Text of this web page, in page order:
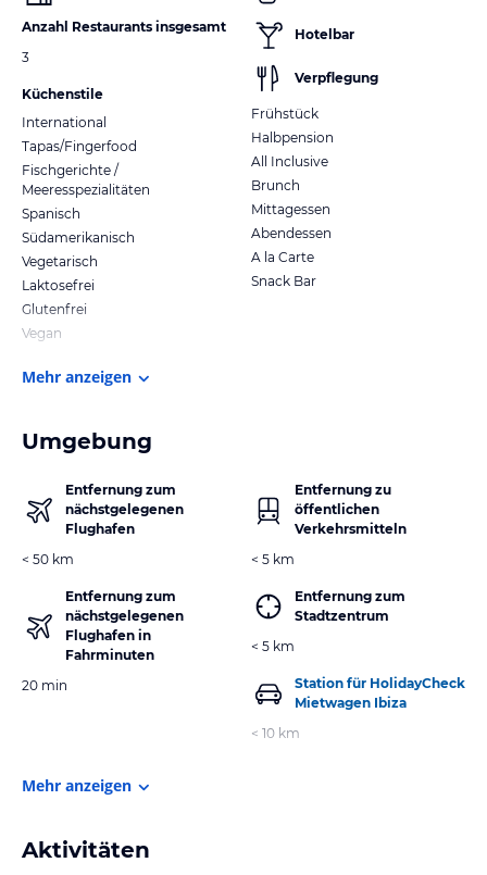
Anzahl Restaurants insgesamt
3
Küchenstile
International
Tapas/Fingerfood
Fischgerichte /
Meeresspezialitäten
Spanisch
Südamerikanisch
Vegetarisch
Laktosefrei
Glutenfrei
Vegan
Hotelbar
Verpflegung
Frühstück
Halbpension
All Inclusive
Brunch
Mittagessen
Abendessen
A la Carte
Snack Bar
Mehr anzeigen
Umgebung
Entfernung zum
nächstgelegenen
Flughafen
< 50 km
Entfernung zum
nächstgelegenen
Flughafen in
Fahrminuten
20 min
Entfernung zu
öffentlichen
Verkehrsmitteln
< 5 km
Entfernung zum
Stadtzentrum
< 5 km
Station für HolidayCheck
Mietwagen Ibiza
< 10 km
Mehr anzeigen
Aktivitäten